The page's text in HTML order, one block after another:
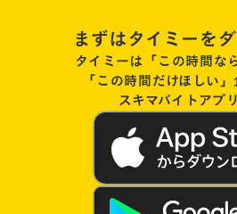
まずはタイミーを
タイミーは「この時間な
「この時間だけほしい
スキマバイトアプ